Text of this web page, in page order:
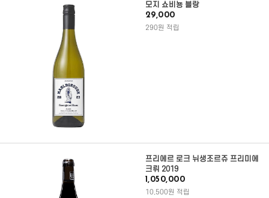
모지 쇼비뇽 블랑
29,000
290원 적립
프리에르 로크 뉘생조르쥬 프리미에
크뤼 2019
1,050,000
10,500원 적립